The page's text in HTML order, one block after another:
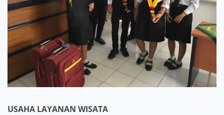
USAHA LAYANAN WISATA